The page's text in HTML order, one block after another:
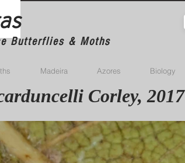
Butterflies & Moths
Madeira Azores Biology
Corley, 2017